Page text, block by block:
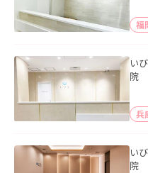
福
い
院
兵
い
院